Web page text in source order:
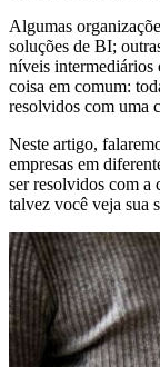
Algumas
soluções de BI;
níveis intermediários
coisa em comum:
resolvidos com uma
Neste artigo,
empresas em
ser resolvidos com
talvez você veja sua